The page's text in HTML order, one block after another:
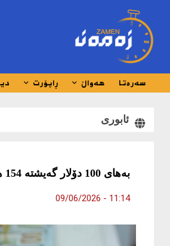
سەرەتا هەواڵ ڕاپۆرت
ئابوری
بەهای 100 دۆلار گەیشتە 154 هەزار و 500 دینار
11:14 - 09/06/2026